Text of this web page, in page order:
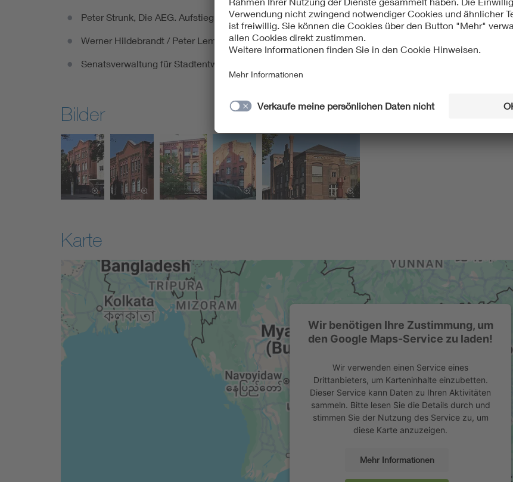
Peter Strunk, Die AEG. Aufstieg und Niedergang einer Industrielegende, 2. Aufl., Berlin 2000
Werner Hildebrandt / Peter Lemburg / Jörg Wewel: Historische Bauwerke der Berliner Industrie, Berlin
Senatsverwaltung für Stadtentwicklung und Umwelt, Denkmaldatenbank, Eintrag 09050365,T
Bilder
Karte
Wir benötigen Ihre Zustimmung, um
den Google Maps-Service zu laden!
Wir verwenden einen Service eines
Drittanbieters, um Karteninhalte einzubetten.
Dieser Service kann Daten zu Ihren Aktivitäten
sammeln. Bitte lesen Sie die Details durch und
stimmen Sie der Nutzung des Service zu, um
diese Karte anzuzeigen.
Mehr Informationen